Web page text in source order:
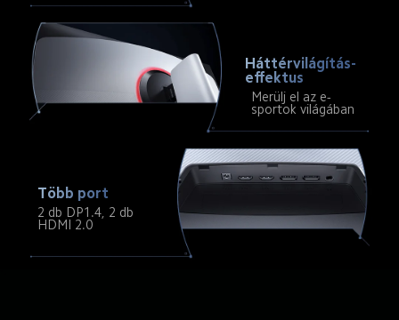
Háttérvilágítás-
effektus
Merülj el az e-
sportok világában
Több port
2 db DP1.4, 2 db
HDMI 2.0